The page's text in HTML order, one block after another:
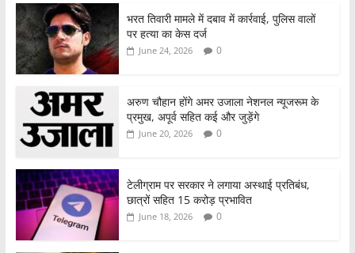
भरत तिवारी मामले में दबाव में कार्रवाई, पुलिस वालों
पर हत्या का केस दर्ज
June 24, 2026 0
अरुण चौहान होंगे अमर उजाला नेशनल न्यूजरूम के
प्रमुख, अपूर्व सहित कई और जुड़ेंगे
June 20, 2026 0
टेलीग्राम पर सरकार ने लगाया अस्थाई प्रतिबंध,
छात्रों सहित 15 करोड़ प्रभावित
June 18, 2026 0